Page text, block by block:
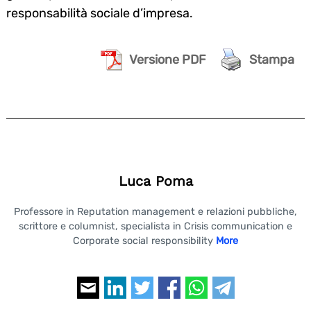
responsabilità sociale d’impresa.
Versione PDF Stampa
Luca Poma
Professore in Reputation management e relazioni pubbliche,
scrittore e columnist, specialista in Crisis communication e
Corporate social responsibility More